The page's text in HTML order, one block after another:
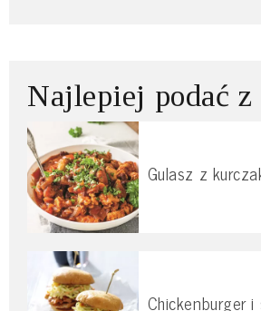
Najlepiej podać z
Gulasz z
Chickenburger i